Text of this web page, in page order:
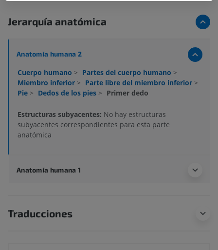
Jerarquía anatómica
Anatomía humana 2
Cuerpo humano > Partes del cuerpo humano >
Miembro inferior > Parte libre del miembro inferior >
Pie > Dedos de los pies > Primer dedo
Estructuras subyacentes: No hay estructuras
subyacentes correspondientes para esta parte
anatómica
Anatomía humana 1
Traducciones